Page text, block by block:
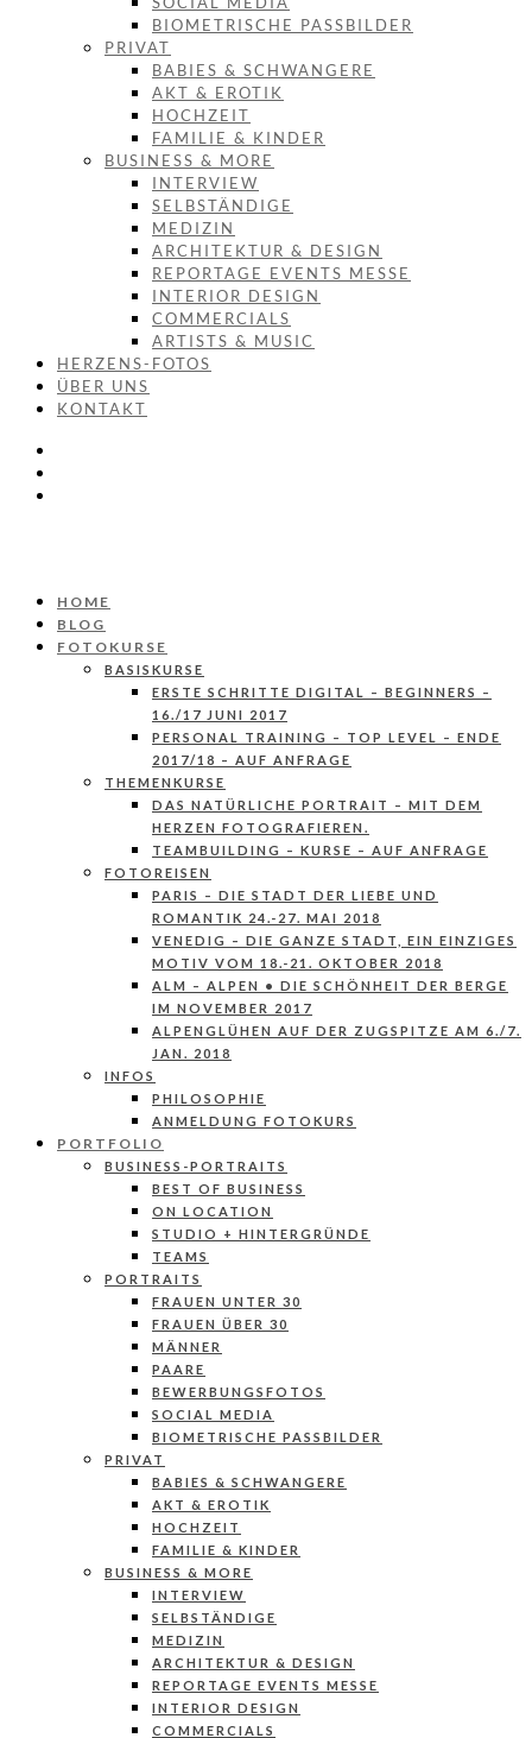
BIOMETRISCHE PASSBILDER
PRIVAT
BABIES & SCHWANGERE
AKT & EROTIK
HOCHZEIT
FAMILIE & KINDER
BUSINESS & MORE
INTERVIEW
SELBSTÄNDIGE
MEDIZIN
ARCHITEKTUR & DESIGN
REPORTAGE EVENTS MESSE
INTERIOR DESIGN
COMMERCIALS
ARTISTS & MUSIC
HERZENS-FOTOS
ÜBER UNS
KONTAKT
HOME
BLOG
FOTOKURSE
BASISKURSE
ERSTE SCHRITTE DIGITAL – BEGINNERS –
16./17 JUNI 2017
PERSONAL TRAINING – TOP LEVEL – ENDE
2017/18 – AUF ANFRAGE
THEMENKURSE
DAS NATÜRLICHE PORTRAIT – MIT DEM
HERZEN FOTOGRAFIEREN.
TEAMBUILDING – KURSE – AUF ANFRAGE
FOTOREISEN
PARIS – DIE STADT DER LIEBE UND
ROMANTIK 24.-27. MAI 2018
VENEDIG – DIE GANZE STADT, EIN EINZIGES
MOTIV VOM 18.-21. OKTOBER 2018
ALM – ALPEN • DIE SCHÖNHEIT DER BERGE
IM NOVEMBER 2017
ALPENGLÜHEN AUF DER ZUGSPITZE AM 6./7.
JAN. 2018
INFOS
PHILOSOPHIE
ANMELDUNG FOTOKURS
PORTFOLIO
BUSINESS-PORTRAITS
BEST OF BUSINESS
ON LOCATION
STUDIO + HINTERGRÜNDE
TEAMS
PORTRAITS
FRAUEN UNTER 30
FRAUEN ÜBER 30
MÄNNER
PAARE
BEWERBUNGSFOTOS
SOCIAL MEDIA
BIOMETRISCHE PASSBILDER
PRIVAT
BABIES & SCHWANGERE
AKT & EROTIK
HOCHZEIT
FAMILIE & KINDER
BUSINESS & MORE
INTERVIEW
SELBSTÄNDIGE
MEDIZIN
ARCHITEKTUR & DESIGN
REPORTAGE EVENTS MESSE
INTERIOR DESIGN
COMMERCIALS